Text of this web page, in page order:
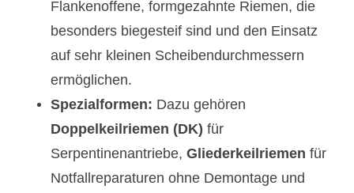
Flankenoffene, formgezahnte Riemen, die
besonders biegesteif sind und den Einsatz
auf sehr kleinen Scheibendurchmessern
ermöglichen.
Spezialformen: Dazu gehören
Doppelkeilriemen (DK) für
Serpentinenantriebe, Gliederkeilriemen für
Notfallreparaturen ohne Demontage und